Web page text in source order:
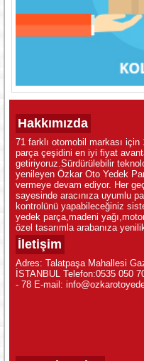
Hakkımızda
71 farklı otomobil markası
parça çeşidini en iyi fiyat
getiriyoruz.Sürdürülebilir
yenileyen Özkar Oto Yedek
vermeye devam ediyor. Her
sayesinde aracınıza uyumlu
kontrolünü yapabileceğiniz
yedek parça,madeni
özel tasarımla arabanıza
İletişim
Adres: Talatpaşa Mahallesi
İSTANBUL Telefon:0535 050
- 78 E-mail: